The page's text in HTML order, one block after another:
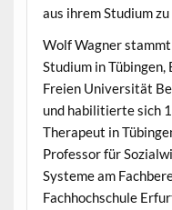
aus ihrem Studium zu
Wolf Wagner stammt
Studium in Tübingen,
Freien Universität
und habilitierte sich
Therapeut in
Professor für
Systeme am
Fachhochschule